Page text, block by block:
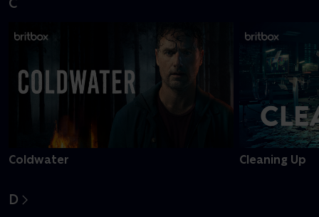
Coldwater Cleaning Up
D